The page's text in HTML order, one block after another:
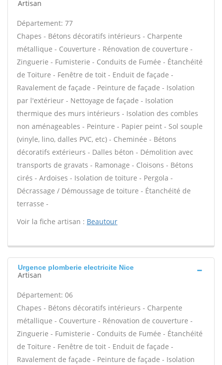
Artisan
Département: 77
Chapes - Bétons décoratifs intérieurs - Charpente
métallique - Couverture - Rénovation de couverture -
Zinguerie - Fumisterie - Conduits de Fumée - Étanchéité
de Toiture - Fenêtre de toit - Enduit de façade -
Ravalement de façade - Peinture de façade - Isolation
par l'extérieur - Nettoyage de façade - Isolation
thermique des murs intérieurs - Isolation des combles
non aménageables - Peinture - Papier peint - Sol souple
(vinyle, lino, dalles PVC, etc) - Cheminée - Bétons
décoratifs extérieurs - Dalles béton - Démolition avec
transports de gravats - Ramonage - Cloisons - Bétons
cirés - Ardoises - Isolation de toiture - Pergola -
Décrassage / Démoussage de toiture - Étanchéité de
terrasse -
Voir la fiche artisan : Beautour
Urgence plomberie electricite Nice
Artisan
Département: 06
Chapes - Bétons décoratifs intérieurs - Charpente
métallique - Couverture - Rénovation de couverture -
Zinguerie - Fumisterie - Conduits de Fumée - Étanchéité
de Toiture - Fenêtre de toit - Enduit de façade -
Ravalement de façade - Peinture de façade - Isolation